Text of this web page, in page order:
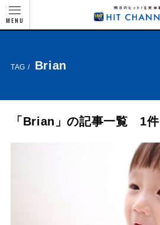
MENU
TAG / Brian
「Brian」の記事一覧 1件